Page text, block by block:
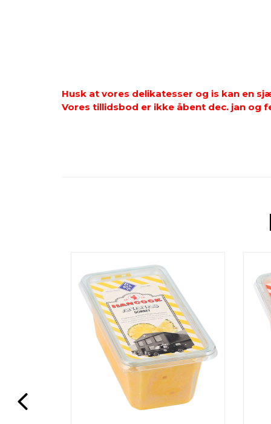
Husk at vores delikatesser og is kan en
Vores tillidsbod er ikke åbent dec. jan og